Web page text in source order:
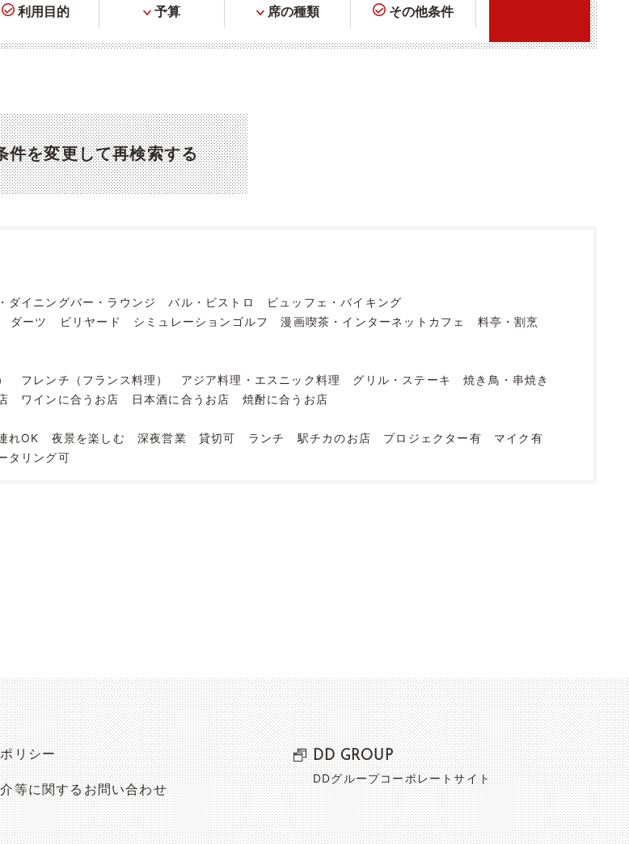
利用目的 予算 席の種類 その他条件
件を変更して再検索する
ダイニングバー・ラウンジ バル・ビストロ
ビュッフェ・バイキング
ダーツ ビリヤード シミュレーションゴルフ 漫画喫茶・インターネットカフェ
料亭・割烹
フレンチ（フランス料理） アジア料理・エスニック料理 グリル・ステーキ
焼き鳥・串焼き
ワインに合うお店 日本酒に合うお店
焼酎に合うお店
れOK 夜景を楽しむ 深夜営業 貸切可 ランチ 駅チカのお店 プロジェクター有
マイク有
タリング可
リシー
等に関するお問い合わせ
DD GROUP
DDグループコーポレートサイト